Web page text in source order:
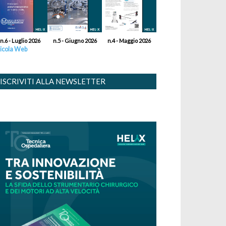
n.6 - Luglio 2026 n.5 - Giugno 2026 n.4 - Maggio 2026
Web
ISCRIVITI ALLA NEWSLETTER